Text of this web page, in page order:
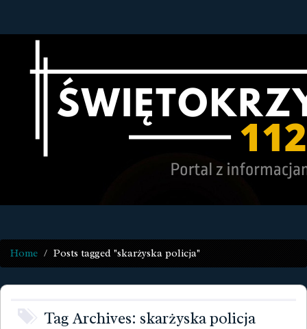
Home Posts tagged "skarżyska policja"
Tag Archives: skarżyska policja